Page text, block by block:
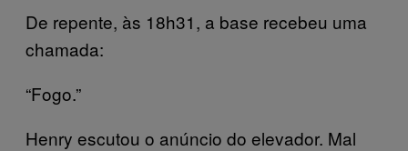
De repente, às 18h31, a base recebeu uma
chamada:
“Fogo.”
Henry escutou o anúncio do elevador. Mal